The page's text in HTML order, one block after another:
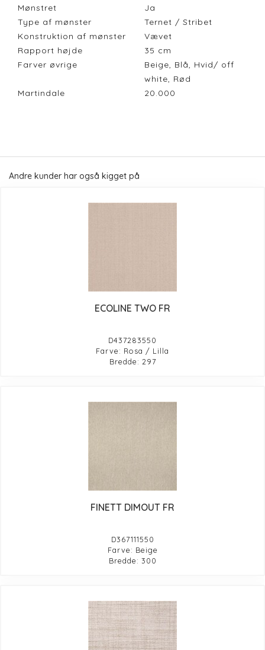
Mønstret
Ja
Type af mønster
Ternet / Stribet
Konstruktion af mønster
Vævet
Rapport højde
35 cm
Farver øvrige
Beige, Blå, Hvid/ off
white, Rød
Martindale
20.000
Andre kunder har også kigget på
ECOLINE TWO FR
D437283550
Farve: Rosa / Lilla
Bredde: 297
FINETT DIMOUT FR
D367111550
Farve: Beige
Bredde: 300